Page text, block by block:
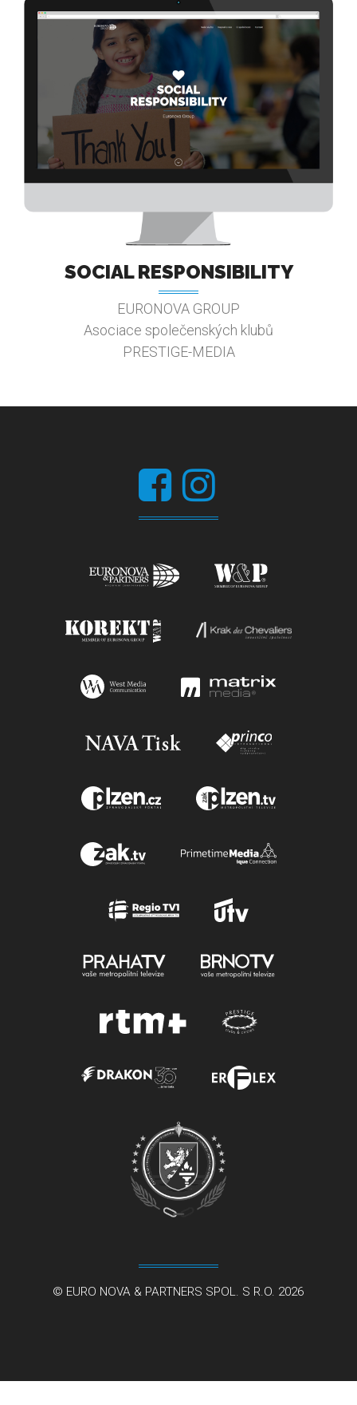
SOCIAL RESPONSIBILITY
EURONOVA GROUP
Asociace společenských klubů
PRESTIGE-MEDIA
© EURO NOVA & PARTNERS SPOL. S R.O. 2026